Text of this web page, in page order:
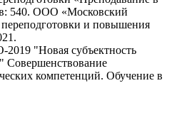
540. ООО «Московский
и повышения
"Новая субъектность
Совершенствование
компетенций. Обучение в